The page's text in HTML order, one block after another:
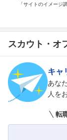
「サイトのイメージ調
スカウト・オ
キャ
あな
人を
転